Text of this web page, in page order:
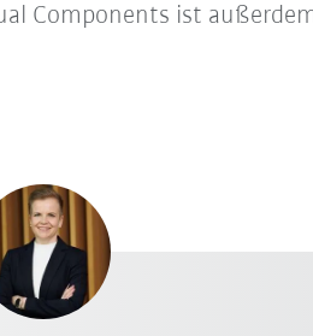
Components ist